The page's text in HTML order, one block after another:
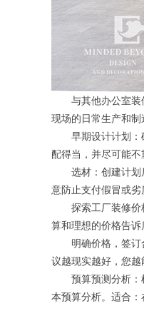
与其他办公室装修
现场的日常生产和
早期设计计划：确
配得当，并尽可能不
选材：创建计划后
意防止支付假冒或劣
探索工厂装修价格
算和理想的价格告诉
明确价格，签订合
议越现实越好，您越
预算预测分析：根
本预算分析。适合：